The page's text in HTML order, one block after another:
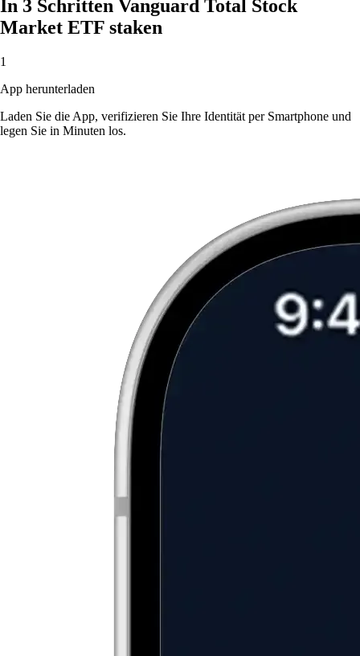
In 3 Schritten Vanguard Total Stock
Market ETF staken
1
App herunterladen
Laden Sie die App, verifizieren Sie Ihre Identität per Smartphone und
legen Sie in Minuten los.